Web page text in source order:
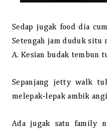
Sedap jugak food dia
Setengah jam duduk situ
A. Kesian budak tembun
Sepanjang jetty walk
melepak-lepak ambik
Ada jugak satu family